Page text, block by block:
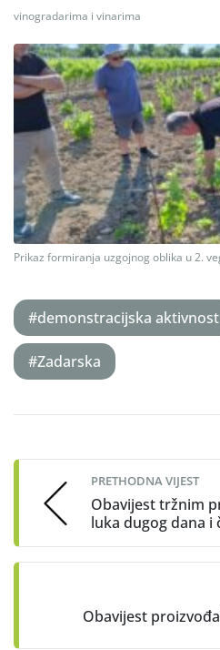
vinogradarima i vinarima
Prikaz formiranja uzgojnog oblika u 2.
#demonstracijska aktivnost
#Zadarska
navigation
PRETHODNA VIJEST
Obavijest tržnim
luka dugog dana i
Obavijest